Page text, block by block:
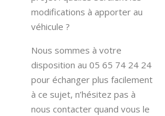
modifications à apporter au
véhicule ?
Nous sommes à votre
disposition au 05 65 74 24 24
pour échanger plus facilement
à ce sujet, n’hésitez pas à
nous contacter quand vous le